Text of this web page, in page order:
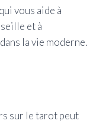
vous aide à
et à
la vie moderne.
sur le tarot peut